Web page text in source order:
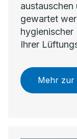
gewartet
hygienischer
Ihrer
Mehr zur